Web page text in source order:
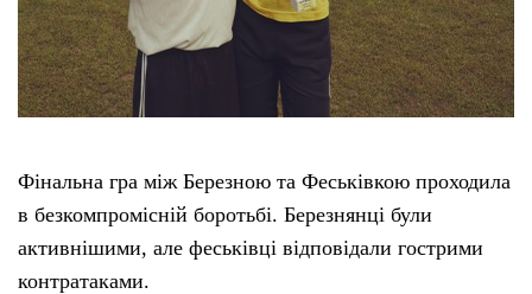
Фінальна гра між Березною та Феськівкою проходила
в безкомпромісній боротьбі. Березнянці були
активнішими, але феськівці відповідали гострими
контратаками.